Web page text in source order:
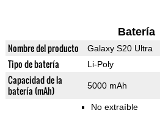
Batería
Nombre del producto Galaxy S20 Ultra
Tipo de batería Li-Poly
Capacidad de la
batería (mAh)
5000 mAh
No extraíble